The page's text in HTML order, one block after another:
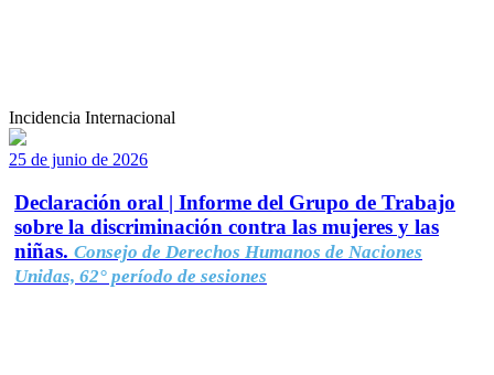
Incidencia Internacional
25 de junio de 2026
Declaración oral | Informe del Grupo de Trabajo
sobre la discriminación contra las mujeres y las
niñas. Consejo de Derechos Humanos de Naciones
Unidas, 62° período de sesiones